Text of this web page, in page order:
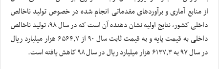
از منابع آماری و برآوردهای مقدماتی انجام شده در خصوص تولید ناخالص
داخلی کشور، نتایج اولیه نشان دهنده آن است که در سال ۹۸، تولید ناخالص
داخلی به قیمت پایه و به قیمت ثابت سال ۹۰ از ۶۵۶۴٫۷ هزار میلیارد ریال
در سال ۹۷ به ۶۱۳۷٫۳ هزار میلیارد ریال در سال ۹۸ کاهش یافته است.